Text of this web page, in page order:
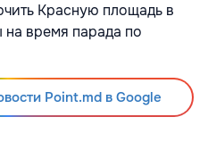
Красную площадь в
время парада по
Point.md в Google